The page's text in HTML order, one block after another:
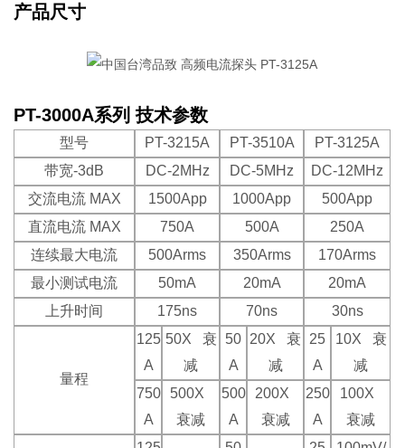
产品尺寸
PT-3000A系列 技术参数
型号 PT-3215A PT-3510A
PT-3125A
带宽-3dB
DC-2MHz DC-5MHz
DC-12MHz
交流电流 MAX
1500App 1000App
500App
直流电流 MAX
750A 500A
250A
连续最大电流
500Arms 350Arms
170Arms
最小测试电流
50mA 20mA
20mA
上升时间
175ns 70ns 30ns
量程
125
A
50X 衰
减
50
A
20X 衰
减
25
A
10X 衰
减
750
A
500X
衰减
500
A
200X
衰减
250
A
100X
衰减